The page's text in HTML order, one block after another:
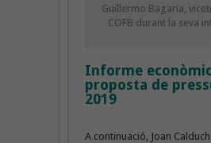
Guillermo Bagaria,
COFB durant la seva
Informe
proposta de
2019
A continuació, Joan